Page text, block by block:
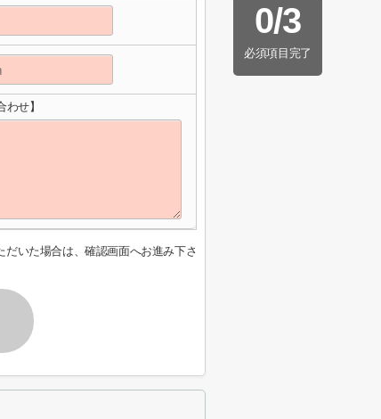
0/3
必須項目完了
せ】
いた場合は、確認画面へお進み下さ